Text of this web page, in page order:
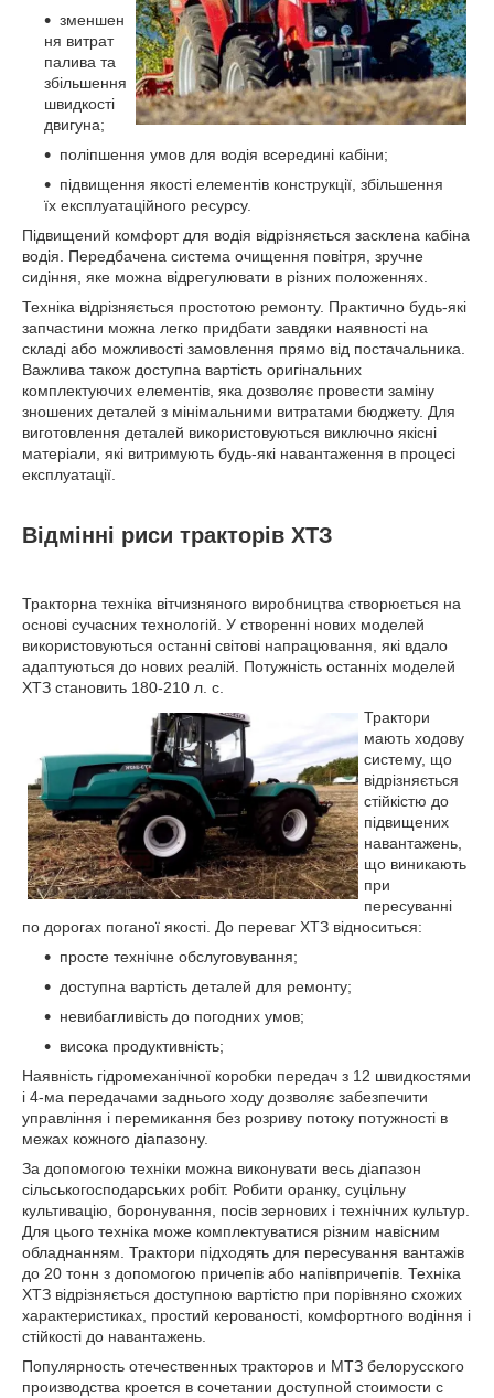
зменшен
ня витрат
палива та
збільшення
швидкості
двигуна;
поліпшення умов для водія всередині кабіни;
підвищення якості елементів конструкції, збільшення
їх експлуатаційного ресурсу.
Підвищений комфорт для водія відрізняється засклена кабіна
водія. Передбачена система очищення повітря, зручне
сидіння, яке можна відрегулювати в різних положеннях.
Техніка відрізняється простотою ремонту. Практично будь-які
запчастини можна легко придбати завдяки наявності на
складі або можливості замовлення прямо від постачальника.
Важлива також доступна вартість оригінальних
комплектуючих елементів, яка дозволяє провести заміну
зношених деталей з мінімальними витратами бюджету. Для
виготовлення деталей використовуються виключно якісні
матеріали, які витримують будь-які навантаження в процесі
експлуатації.
Відмінні риси тракторів ХТЗ
Тракторна техніка вітчизняного виробництва створюється на
основі сучасних технологій. У створенні нових моделей
використовуються останні світові напрацювання, які вдало
адаптуються до нових реалій. Потужність останніх моделей
ХТЗ становить 180-210 л. с.
Трактори
мають ходову
систему, що
відрізняється
стійкістю до
підвищених
навантажень,
що виникають
при
пересуванні
по дорогах поганої якості. До переваг ХТЗ відноситься:
просте технічне обслуговування;
доступна вартість деталей для ремонту;
невибагливість до погодних умов;
висока продуктивність;
Наявність гідромеханічної коробки передач з 12 швидкостями
і 4-ма передачами заднього ходу дозволяє забезпечити
управління і перемикання без розриву потоку потужності в
межах кожного діапазону.
За допомогою техніки можна виконувати весь діапазон
сільськогосподарських робіт. Робити оранку, суцільну
культивацію, боронування, посів зернових і технічних культур.
Для цього техніка може комплектуватися різним навісним
обладнанням. Трактори підходять для пересування вантажів
до 20 тонн з допомогою причепів або напівпричепів. Техніка
ХТЗ відрізняється доступною вартістю при порівняно схожих
характеристиках, простий керованості, комфортного водіння і
стійкості до навантажень.
Популярность отечественных тракторов и МТЗ белорусского
производства кроется в сочетании доступной стоимости с